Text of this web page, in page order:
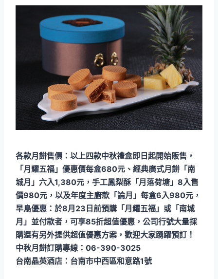
各款月餅售價：以上四款中秋禮盒即日起開始販售，
「月耀五福」優惠價每盒680元、經典廣式月餅「南
城月」六入1,380元，手工鳳梨酥「月落荷塘」8入售
價980元，以及年度主廚款「論月」每盒6入980元，
早鳥優惠：於8月23日前預購「月耀五福」或「南城
月」並付款者，可享85折超值優惠，公司行號大量採
購還有另外提供超值優惠方案，歡迎大家踴躍預訂！
中秋月餅訂購專線：06-390-3025
台南晶英酒店：台南市中西區和意路1號